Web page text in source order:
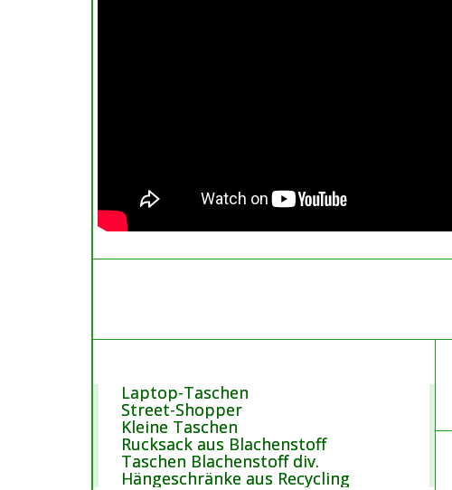
Laptop-Taschen
Street-Shopper
Kleine Taschen
Rucksack aus Blachenstoff
Taschen Blachenstoff div.
Hängeschränke aus Recycling